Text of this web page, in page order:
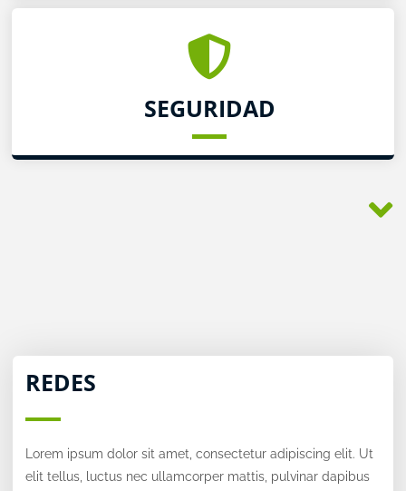
SEGURIDAD
REDES
Lorem ipsum dolor sit amet, consectetur adipiscing elit. Ut
elit tellus, luctus nec ullamcorper mattis, pulvinar dapibus